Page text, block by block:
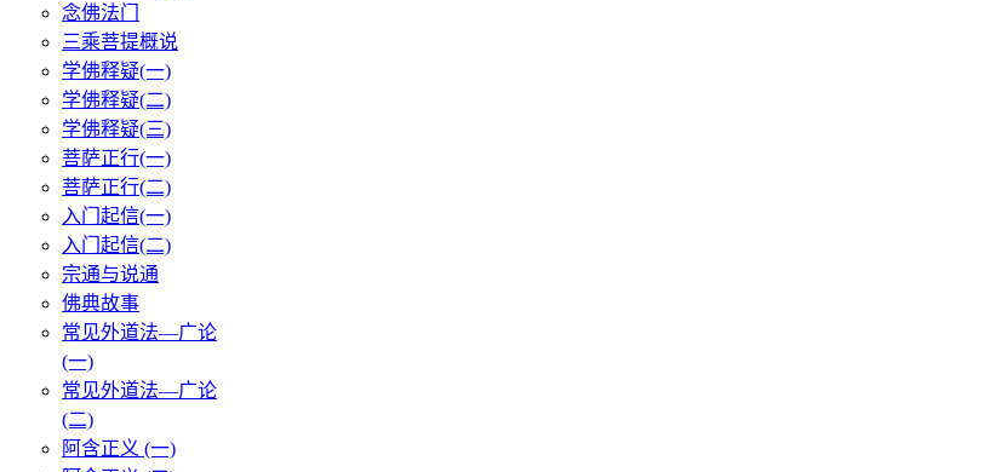
念佛法门
三乘菩提概说
学佛释疑(一)
学佛释疑(二)
学佛释疑(三)
菩萨正行(一)
菩萨正行(二)
入门起信(一)
入门起信(二)
宗通与说通
佛典故事
常见外道法—广论
(一)
常见外道法—广论
(二)
阿含正义 (一)